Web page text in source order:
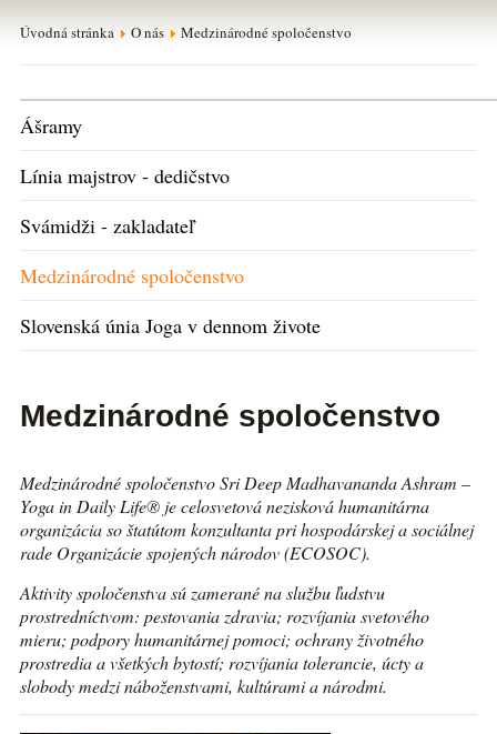
Úvodná stránka O nás Medzinárodné spoločenstvo
Ášramy
Línia majstrov - dedičstvo
Svámidži - zakladateľ
Medzinárodné spoločenstvo
Slovenská únia Joga v dennom živote
Medzinárodné spoločenstvo
Medzinárodné spoločenstvo Sri Deep Madhavananda Ashram –
Yoga in Daily Life® je celosvetová nezisková humanitárna
organizácia so štatútom konzultanta pri hospodárskej a sociálnej
rade Organizácie spojených národov (ECOSOC).
Aktivity spoločenstva sú zamerané na službu ľudstvu
prostredníctvom: pestovania zdravia; rozvíjania svetového
mieru; podpory humanitárnej pomoci; ochrany životného
prostredia a všetkých bytostí; rozvíjania tolerancie, úcty a
slobody medzi náboženstvami, kultúrami a národmi.